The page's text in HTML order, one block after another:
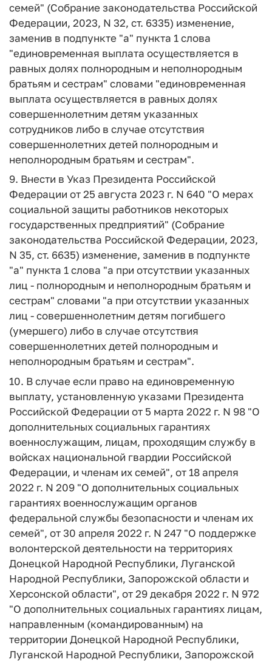
семей" (Собрание законодательства Российской
Федерации, 2023, N 32, ст. 6335) изменение,
заменив в подпункте "а" пункта 1 слова
"единовременная выплата осуществляется в
равных долях полнородным и неполнородным
братьям и сестрам" словами "единовременная
выплата осуществляется в равных долях
совершеннолетним детям указанных
сотрудников либо в случае отсутствия
совершеннолетних детей полнородным и
неполнородным братьям и сестрам".
9. Внести в Указ Президента Российской
Федерации от 25 августа 2023 г. N 640 "О мерах
социальной защиты работников некоторых
государственных предприятий" (Собрание
законодательства Российской Федерации, 2023,
N 35, ст. 6635) изменение, заменив в подпункте
"а" пункта 1 слова "а при отсутствии указанных
лиц - полнородным и неполнородным братьям и
сестрам" словами "а при отсутствии указанных
лиц - совершеннолетним детям погибшего
(умершего) либо в случае отсутствия
совершеннолетних детей полнородным и
неполнородным братьям и сестрам".
10. В случае если право на единовременную
выплату, установленную указами Президента
Российской Федерации от 5 марта 2022 г. N 98 "О
дополнительных социальных гарантиях
военнослужащим, лицам, проходящим службу в
войсках национальной гвардии Российской
Федерации, и членам их семей", от 18 апреля
2022 г. N 209 "О дополнительных социальных
гарантиях военнослужащим органов
федеральной службы безопасности и членам их
семей", от 30 апреля 2022 г. N 247 "О поддержке
волонтерской деятельности на территориях
Донецкой Народной Республики, Луганской
Народной Республики, Запорожской области и
Херсонской области", от 29 декабря 2022 г. N 972
"О дополнительных социальных гарантиях лицам,
направленным (командированным) на
территории Донецкой Народной Республики,
Луганской Народной Республики, Запорожской